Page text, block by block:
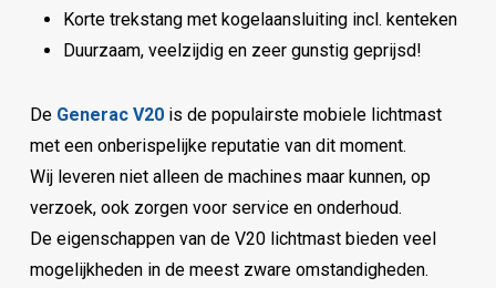
Korte trekstang met kogelaansluiting incl. kenteken
Duurzaam, veelzijdig en zeer gunstig geprijsd!
De Generac V20is de populairste mobiele lichtmast
met een onberispelijke reputatie van dit moment.
Wij leveren niet alleen de machines maar kunnen, op
verzoek, ook zorgen voor service en onderhoud.
De eigenschappen van de V20 lichtmast bieden veel
mogelijkheden in de meest zware omstandigheden.